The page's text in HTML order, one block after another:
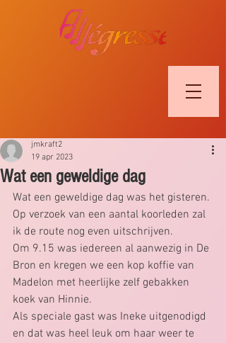
Wat een geweldige dag
jmkraft2
19 apr 2023
Wat een geweldige dag was het gisteren.
Op verzoek van een aantal koorleden zal
ik de route nog even uitschrijven.
Om 9.15 was iedereen al aanwezig in De
Bron en kregen we een kop koffie van
Madelon met heerlijke zelf gebakken
koek van Hinnie.
Als speciale gast was Ineke uitgenodigd
en dat was heel leuk om haar weer te